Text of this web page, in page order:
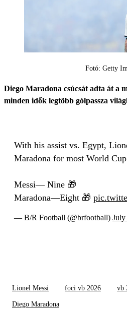
Fotó: Getty
Diego Maradona csúcsát adta át a
minden idők legtöbb gólpassza
With his assist vs. Egypt,
Maradona for most World
Messi— Nine 🎁
Maradona—Eight 🎁
— B/R Football (@brfootball) July
Lionel Messi foci vb 2026 vb
Diego Maradona